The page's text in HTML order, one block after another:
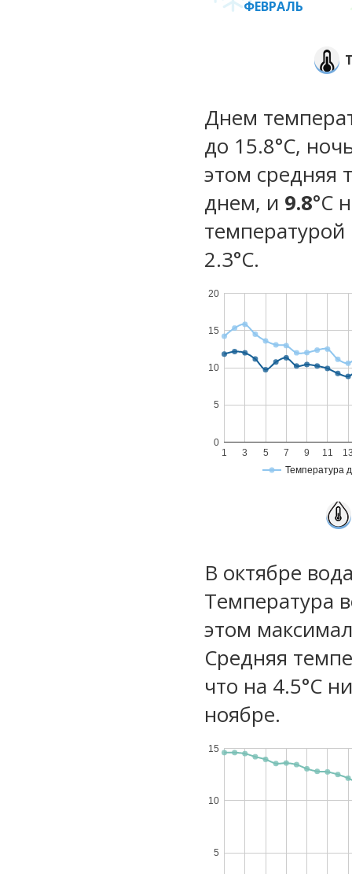
ФЕВРАЛЬ
Днем
до 15.8°C,
этом средняя
днем, и 9.8°C
температурой
2.3°С.
Температура
1 3 5 7 9 11
0
5
10
15
20
В октябре
Температура
этом
Средняя
что на 4.5°C
ноябре.
5
10
15